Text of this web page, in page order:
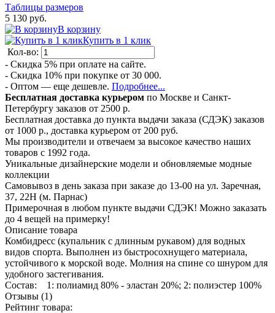
Таблицы размеров
5 130 руб.
В корзину
Купить в 1 клик
Кол-во:
- Скидка 5% при оплате на сайте.
- Скидка 10% при покупке от 30 000.
- Оптом — еще дешевле. Подробнее...
Бесплатная доставка курьером по Москве и Санкт-
Петербургу заказов от 2500 р.
Бесплатная доставка до пункта выдачи заказа (СДЭК) заказов
от 1000 р., доставка курьером от 200 руб.
Мы производители и отвечаем за высокое качество наших
товаров с 1992 года.
Уникальные дизайнерские модели и обновляемые модные
коллекции
Самовывоз в день заказа при заказе до 13-00 на ул. Заречная,
37, 22Н (м. Парнас)
Примерочная в любом пункте выдачи СДЭК! Можно заказать
до 4 вещей на примерку!
Описание товара
Комбидресс (купальник с длинным рукавом) для водных
видов спорта. Выполнен из быстросохнущего материала,
устойчивого к морской воде. Молния на спине со шнуром для
удобного застегивания.
Состав: 1: полиамид 80% - эластан 20%; 2: полиэстер 100%
Отзывы (1)
Рейтинг товара: